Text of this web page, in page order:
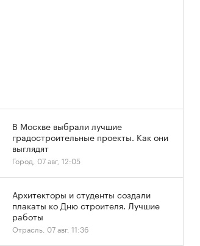
В Москве выбрали лучшие
градостроительные проекты. Как они
выглядят
Город, 07 авг, 12:05
Архитекторы и студенты создали
плакаты ко Дню строителя. Лучшие
работы
Отрасль, 07 авг, 11:36